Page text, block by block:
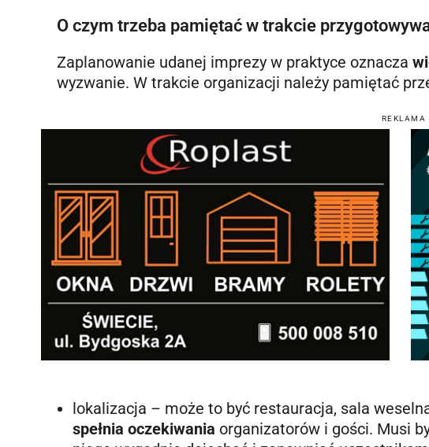
O czym trzeba pamiętać w trakcie
Zaplanowanie udanej imprezy w praktyce oznacza
wyzwanie. W trakcie organizacji należy pamiętać
REKLAMA
lokalizacja – może to być restauracja, sala
spełnia oczekiwania organizatorów i gości. Musi